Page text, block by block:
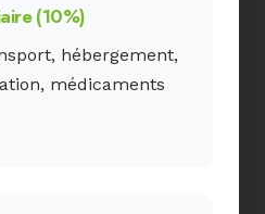
(10%)
hébergement,
médicaments